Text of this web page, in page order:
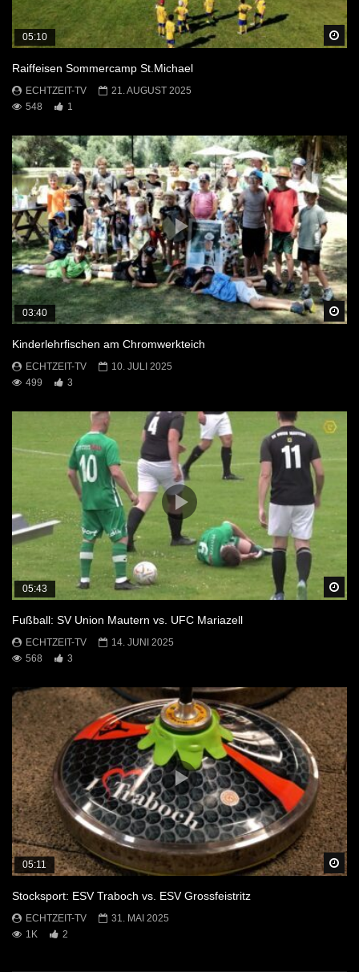
05:10
Raiffeisen Sommercamp St.Michael
ECHTZEIT-TV
21. AUGUST 2025
548
1
03:40
Kinderlehrfischen am Chromwerkteich
ECHTZEIT-TV
10. JULI 2025
499
3
05:43
Fußball: SV Union Mautern vs. UFC Mariazell
ECHTZEIT-TV
14. JUNI 2025
568
3
05:11
Stocksport: ESV Traboch vs. ESV Grossfeistritz
ECHTZEIT-TV
31. MAI 2025
1K
2